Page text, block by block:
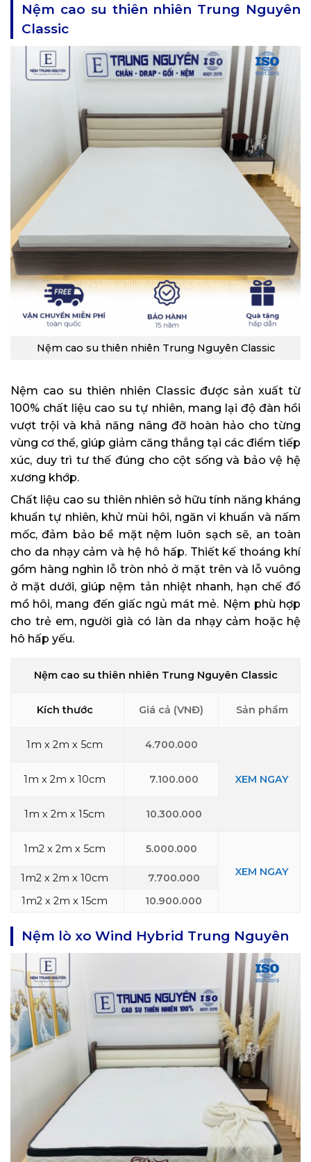
Nệm cao su thiên nhiên Trung Nguyên
Classic
Nệm cao su thiên nhiên Trung Nguyên Classic
Nệm cao su thiên nhiên Classic được sản xuất từ
100% chất liệu cao su tự nhiên, mang lại độ đàn hồi
vượt trội và khả năng nâng đỡ hoàn hảo cho từng
vùng cơ thể, giúp giảm căng thẳng tại các điểm tiếp
xúc, duy trì tư thế đúng cho cột sống và bảo vệ hệ
xương khớp.
Chất liệu cao su thiên nhiên sở hữu tính năng kháng
khuẩn tự nhiên, khử mùi hôi, ngăn vi khuẩn và nấm
mốc, đảm bảo bề mặt nệm luôn sạch sẽ, an toàn
cho da nhạy cảm và hệ hô hấp. Thiết kế thoáng khí
gồm hàng nghìn lỗ tròn nhỏ ở mặt trên và lỗ vuông
ở mặt dưới, giúp nệm tản nhiệt nhanh, hạn chế đổ
mồ hôi, mang đến giấc ngủ mát mẻ. Nệm phù hợp
cho trẻ em, người già có làn da nhạy cảm hoặc hệ
hô hấp yếu.
Nệm cao su thiên nhiên Trung Nguyên Classic
Kích thước Giá cả (VNĐ) Sản phẩm
1m x 2m x 5cm 4.700.000
XEM NGAY
1m x 2m x 10cm 7.100.000
1m x 2m x 15cm 10.300.000
1m2 x 2m x 5cm
5.000.000
XEM NGAY
1m2 x 2m x 10cm
7.700.000
1m2 x 2m x 15cm
10.900.000
Nệm lò xo Wind Hybrid Trung Nguyên